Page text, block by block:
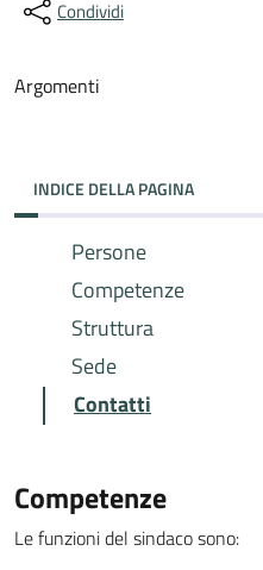
Condividi
Argomenti
INDICE DELLA PAGINA
Persone
Competenze
Struttura
Sede
Contatti
Competenze
Le funzioni del sindaco sono: